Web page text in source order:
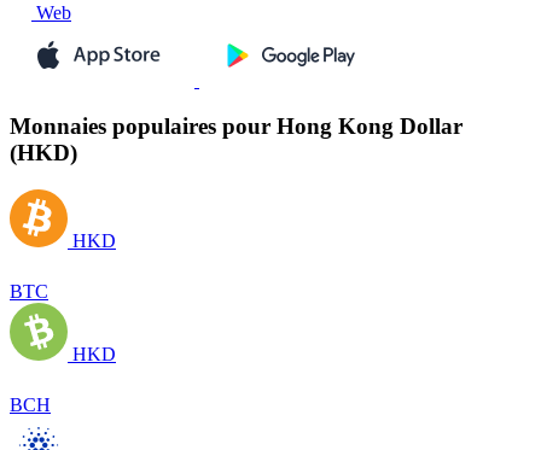
Web
Monnaies populaires pour Hong Kong Dollar
(HKD)
HKD
BTC
HKD
BCH